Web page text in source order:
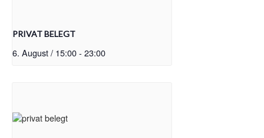
PRIVAT BELEGT
6. August / 15:00- 23:00